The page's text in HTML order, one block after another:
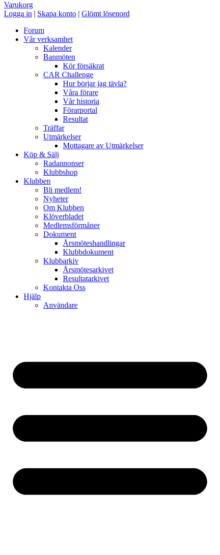
Varukorg
Logga in | Skapa konto | Glömt lösenord
Forum
Vår verksamhet
Kalender
Banmöten
Kör försäkrat
CAR Challenge
Hur börjar jag tävla?
Våra förare
Vår historia
Förarportal
Resultat
Träffar
Utmärkelser
Mottagare av Utmärkelser
Köp & Sälj
Radannonser
Klubbshop
Klubben
Bli medlem!
Nyheter
Om Klubben
Klöverbladet
Medlemsförmåner
Dokument
Årsmöteshandlingar
Klubbdokument
Klubbarkiv
Årsmötesarkivet
Resultatarkivet
Kontakta Oss
Hjälp
Användare